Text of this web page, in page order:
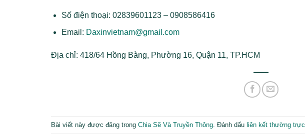
Số điện thoại: 02839601123 – 0908586416
Email: Daxinvietnam@gmail.com
Địa chỉ: 418/64 Hồng Bàng, Phường 16, Quận 11, TP.HCM
Bài viết này được đăng trong Chia Sẽ Và Truyền Thông . Đánh dấu liên kết thường trực